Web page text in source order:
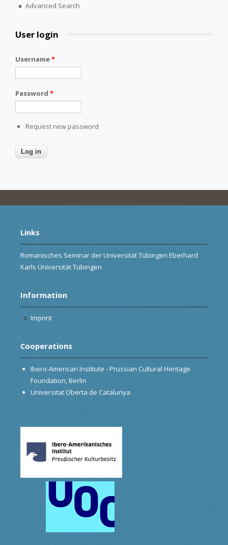
Advanced Search
User login
Username*
Password *
Request new password
Links
Romanisches Seminar der Universität Tübingen Eberhard
Karls Universität Tübingen
Information
Imprint
Cooperations
Ibero-American Institute - Prussian Cultural Heritage
Foundation, Berlin
Universitat Oberta de Catalunya